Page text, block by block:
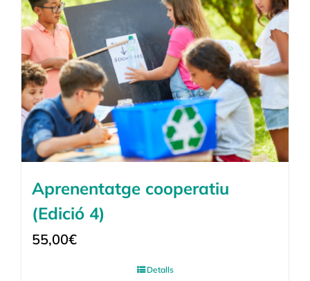
Aprenentatge cooperatiu
(Edició 4)
55,00€
Detalls